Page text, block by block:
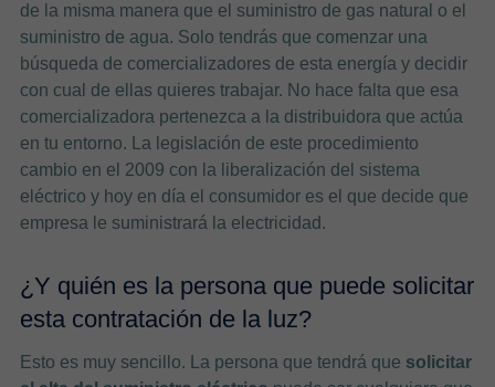
de la misma manera que el suministro de gas natural o el
suministro de agua. Solo tendrás que comenzar una
búsqueda de comercializadores de esta energía y decidir
con cual de ellas quieres trabajar. No hace falta que esa
comercializadora pertenezca a la distribuidora que actúa
en tu entorno. La legislación de este procedimiento
cambio en el 2009 con la liberalización del sistema
eléctrico y hoy en día el consumidor es el que decide que
empresa le suministrará la electricidad.
¿Y quién es la persona que puede solicitar
esta contratación de la luz?
Esto es muy sencillo. La persona que tendrá que solicitar